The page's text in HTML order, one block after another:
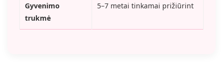
Gyvenimo
trukmė
5–7 metai tinkamai prižiūrint